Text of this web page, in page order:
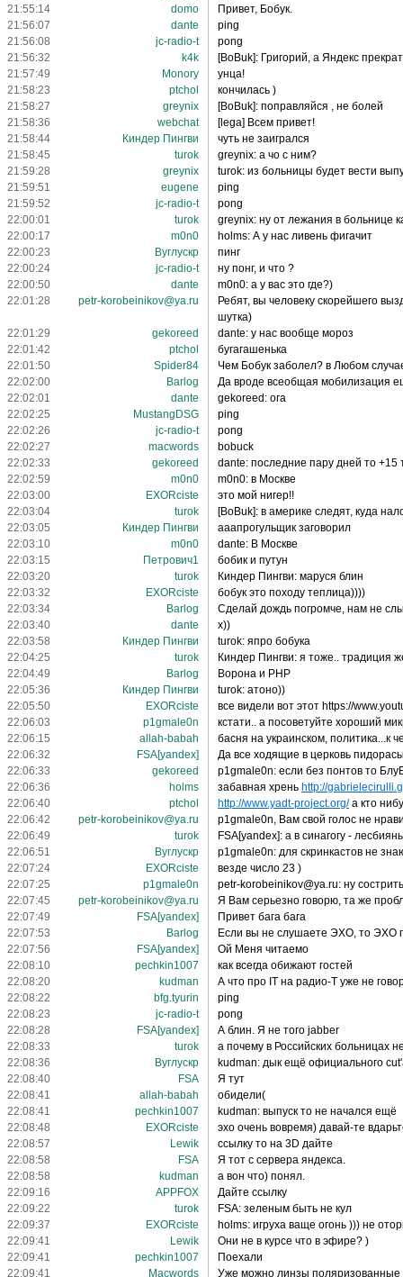
21:55:14
domo
Привет, Бобук.
21:56:07
dante
ping
21:56:08
jc-radio-t
pong
21:56:32
k4k
[BoBuk]: Григорий, а Яндекс
21:57:49
Monory
унца!
21:58:23
ptchol
кончилась )
21:58:27
greynix
[BoBuk]: поправляйся , не болей
21:58:36
webchat
[lega] Всем привет!
21:58:44
Киндер Пингви
чуть не заигрался
21:58:45
turok
greynix: а чо с ним?
21:59:28
greynix
turok: из больницы будет вести
21:59:51
eugene
ping
21:59:52
jc-radio-t
pong
22:00:01
turok
greynix: ну от лежания в больнице
22:00:17
m0n0
holms: А у нас ливень фигачит
22:00:23
Вуглускр
пинг
22:00:24
jc-radio-t
ну понг, и что ?
22:00:50
dante
m0n0: а у вас это где?)
22:01:28
petr-korobeinikov@ya.ru
Ребят, вы человеку скорейшего
шутка)
22:01:29
gekoreed
dante: у нас вообще мороз
22:01:42
ptchol
бугагашенька
22:01:50
Spider84
Чем Бобук заболел? в Любом
22:02:00
Barlog
Да вроде всеобщая мобилизация
22:02:01
dante
gekoreed: ога
22:02:25
MustangDSG
ping
22:02:26
jc-radio-t
pong
22:02:27
macwords
bobuck
22:02:33
gekoreed
dante: последние пару дней то +15
22:02:59
m0n0
m0n0: в Москве
22:03:00
EXORciste
это мой нигер!!
22:03:04
turok
[BoBuk]: в америке следят, куда
22:03:05
Киндер Пингви
ааапрогульщик заговорил
22:03:10
m0n0
dante: В Москве
22:03:15
Петрович1
бобик и путун
22:03:20
turok
Киндер Пингви: маруся блин
22:03:32
EXORciste
бобук это походу теплица))))
22:03:34
Barlog
Сделай дождь погромче, нам не
22:03:40
dante
х))
22:03:58
Киндер Пингви
turok: япро бобука
22:04:25
turok
Киндер Пингви: я тоже.. традиция
22:04:49
Barlog
Ворона и PHP
22:05:36
Киндер Пингви
turok: атоно))
22:05:50
EXORciste
все видели вот этот https://
22:06:03
p1gmale0n
кстати.. а посоветуйте хороший
22:06:15
allah-babah
басня на украинском, политика...к
22:06:32
FSA[yandex]
Да все ходящие в церковь
22:06:33
gekoreed
p1gmale0n: если без понтов то
22:06:36
holms забавная хрень http://
22:06:40
ptchol http://www.yadt-project.org/а кто
22:06:42
petr-korobeinikov@ya.ru
p1gmale0n, Вам свой голос не
22:06:49
turok
FSA[yandex]: а в синагогу -
22:06:51
Вуглускр
p1gmale0n: для скринкастов не
22:07:24
EXORciste
везде число 23 )
22:07:25
p1gmale0n
petr-korobeinikov@ya.ru: ну
22:07:45
petr-korobeinikov@ya.ru
Я Вам серьезно говорю, та же
22:07:49
FSA[yandex]
Привет бага бага
22:07:53
Barlog
Если вы не слушаете ЭХО, то ЭХО
22:07:56
FSA[yandex]
Ой Меня читаемо
22:08:10
pechkin1007
как всегда обижают гостей
22:08:20
kudman
А что про IT на радио-Т уже не
22:08:22
bfg.tyurin
ping
22:08:23
jc-radio-t
pong
22:08:28
FSA[yandex]
А блин. Я не того jabber
22:08:33
turok
а почему в Российских больницах
22:08:36
Вуглускр
kudman: дык ещё официального
22:08:40
FSA
Я тут
22:08:41
allah-babah
обидели(
22:08:41
pechkin1007
kudman: выпуск то не начался ещё
22:08:48
EXORciste
эхо очень вовремя) давай-те
22:08:57
Lewik
ссылку то на 3D дайте
22:08:58
FSA
Я тот с сервера яндекса.
22:08:58
kudman
а вон что) понял.
22:09:16
APPFOX
Дайте ссылку
22:09:22
turok
FSA: зеленым быть не кул
22:09:37
EXORciste
holms: игруха ваще огонь ))) не
22:09:41
Lewik
Они не в курсе что в эфире? )
22:09:41
pechkin1007
Поехали
22:09:41
Macwords Уже можно линзы поляризованные